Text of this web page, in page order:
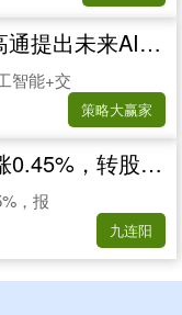
AI发展的六大趋势
智能+交
策略大赢家
股溢价率176.56%
，报
九连阳